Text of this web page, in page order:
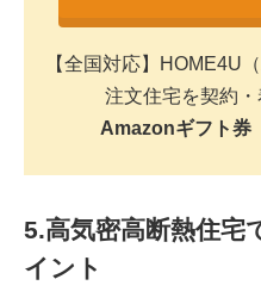
【全国対応】HOME4U
注文住宅を契約
Amazonギフト券
5.高気密高断熱住宅
イント